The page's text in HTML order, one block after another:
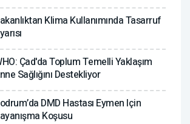
Klima Kullanımında Tasarruf
Çad'da Toplum Temelli Yaklaşım
Sağlığını Destekliyor
DMD Hastası Eymen Için
Koşusu